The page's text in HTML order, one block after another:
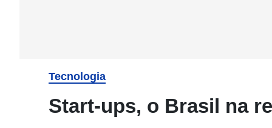
Tecnologia
Start-ups, o Brasil na